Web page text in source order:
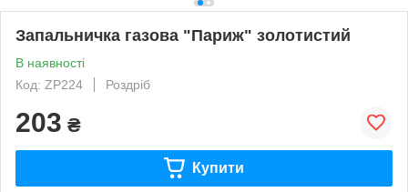
Запальничка газова "Париж" золотистий
В наявності
Код: ZP224
Роздріб
203 ₴
Купити